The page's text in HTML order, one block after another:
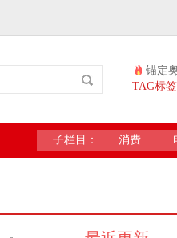
锚定
价比
TAG标签
子栏目： 消费